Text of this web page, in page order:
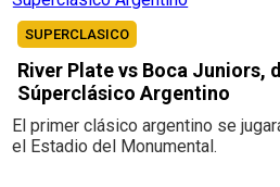
SUPERCLASICO
River Plate vs Boca Juniors,
Súperclásico Argentino
El primer clásico argentino se
el Estadio del Monumental.